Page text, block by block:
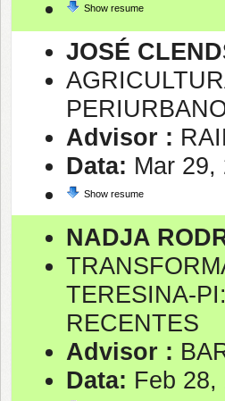
Show resume
JOSÉ
Advisor :
Data: Mar 29,
Show resume
NADJA
TERESINA-
RECENTES
Advisor :
Data: Feb 28,